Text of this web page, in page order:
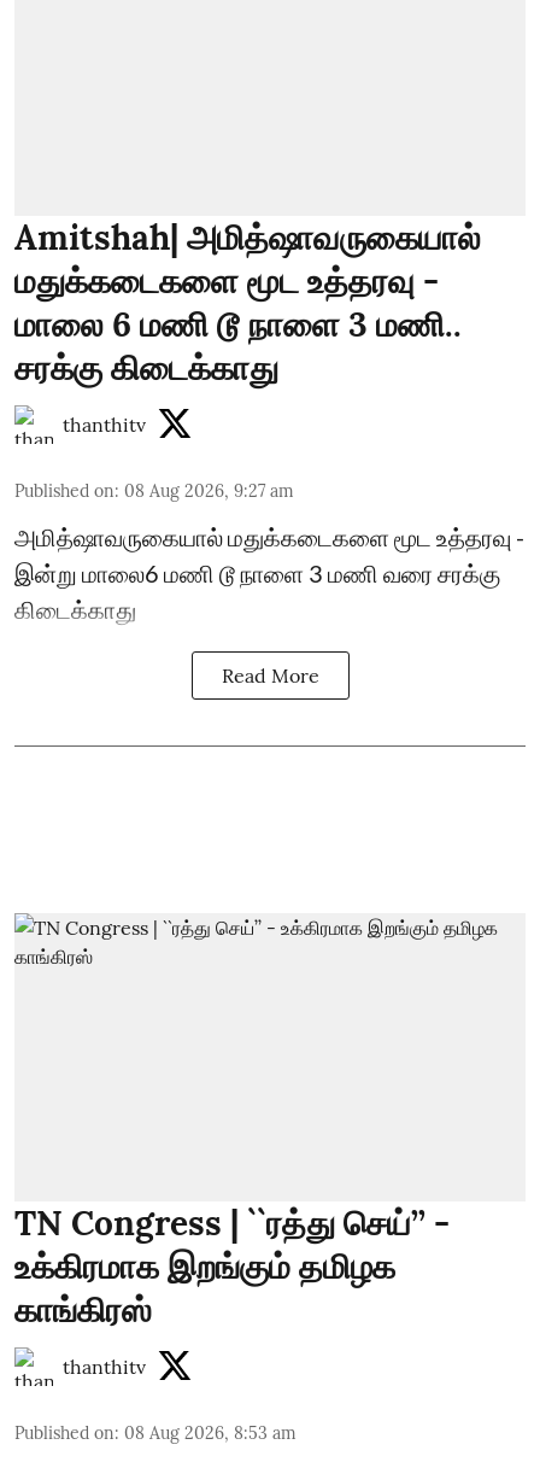
Amitshah| அமித்ஷாவருகையால்
மதுக்கடைகளை மூட உத்தரவு -
மாலை 6 மணி டூ நாளை 3 மணி..
சரக்கு கிடைக்காது
thanthitv
Published on: 08 Aug 2026, 9:27 am
அமித்ஷாவருகையால் மதுக்கடைகளை மூட உத்தரவு -
இன்று மாலை6 மணி டூ நாளை 3 மணி வரை சரக்கு
கிடைக்காது
Read More
TN Congress | ``ரத்து செய்’’ -
உக்கிரமாக இறங்கும் தமிழக
காங்கிரஸ்
thanthitv
Published on: 08 Aug 2026, 8:53 am